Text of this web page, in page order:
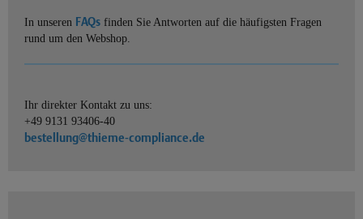
In unseren FAQs finden Sie Antworten auf die häufigsten Fragen
rund um den Webshop.
Ihr direkter Kontakt zu uns:
+49 9131 93406-40
bestellung@thieme-compliance.de